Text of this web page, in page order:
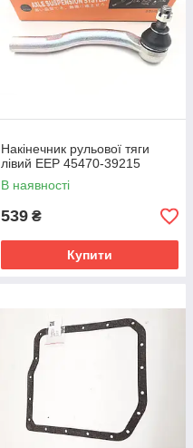
Накінечник рульової тяги
лівий EEP 45470-39215
В наявності
539 ₴
Купити